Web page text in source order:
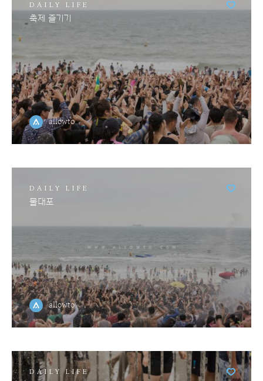
DAILY LIFE
축제 즐기기
allowto
DAILY LIFE
물대포
allowto
DAILY LIFE